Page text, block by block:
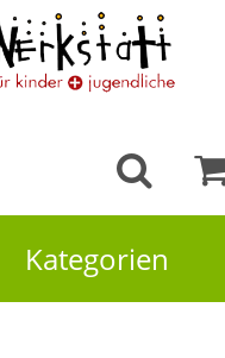
Kategorien